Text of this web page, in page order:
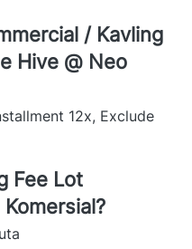
/ Kavling
Hive @ Neo
12x, Exclude
Fee Lot